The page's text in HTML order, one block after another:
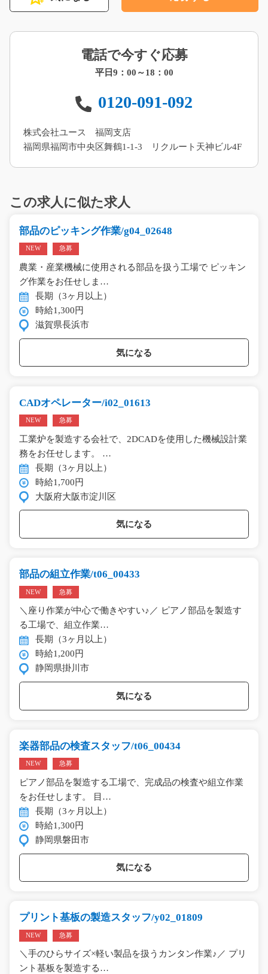
電話で今すぐ応募
平日9：00～18：00
0120-091-092
株式会社ユース 福岡支店
福岡県福岡市中央区舞鶴1-1-3 リクルート天神ビル4F
この求人に似た求人
部品のピッキング作業/g04_02648
NEW 急募
農業・産業機械に使用される部品を扱う工場で ピッキン
グ作業をお任せしま…
長期（3ヶ月以上）
時給1,300円
滋賀県長浜市
気になる
CADオペレーター/i02_01613
NEW 急募
工業炉を製造する会社で、2DCADを使用した機械設計業
務をお任せします。 …
長期（3ヶ月以上）
時給1,700円
大阪府大阪市淀川区
気になる
部品の組立作業/t06_00433
NEW 急募
＼座り作業が中心で働きやすい♪／ ピアノ部品を製造す
る工場で、組立作業…
長期（3ヶ月以上）
時給1,200円
静岡県掛川市
気になる
楽器部品の検査スタッフ/t06_00434
NEW 急募
ピアノ部品を製造する工場で、完成品の検査や組立作業
をお任せします。 目…
長期（3ヶ月以上）
時給1,300円
静岡県磐田市
気になる
プリント基板の製造スタッフ/y02_01809
NEW 急募
＼手のひらサイズ×軽い製品を扱うカンタン作業♪／ プリ
ント基板を製造する…